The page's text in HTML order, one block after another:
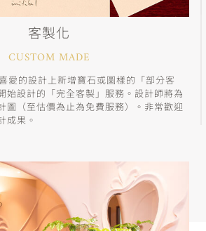
客製化
CUSTOM MADE
愛的設計上新增寶石或圖樣的「部分客
始設計的「完全客製」服務。設計師將為
圖（至估價為止為免費服務）。非常歡迎
成果。